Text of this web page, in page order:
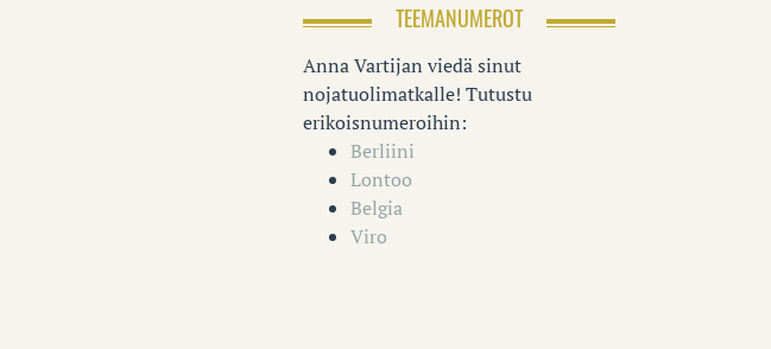
TEEMANUMEROT
Anna Vartijan viedä sinut
nojatuolimatkalle! Tutustu
erikoisnumeroihin:
Berliini
Lontoo
Belgia
Viro